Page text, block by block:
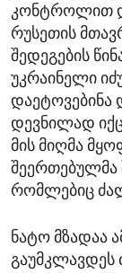
კონტროლით
რუსეთის
შედეგების
უკრაინელი
დაეტოვებინა
დევნილად
მის მიღმა
შეერთებულმა
რომლებიც
ნატო მზადაა
გაუმკლავდეს